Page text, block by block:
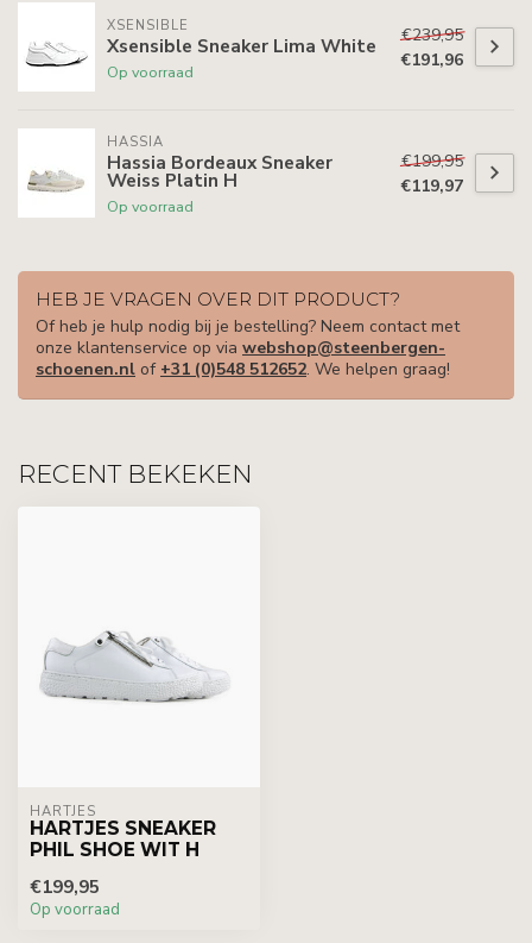
XSENSIBLE
Xsensible Sneaker Lima White
Op voorraad
€239,95
€191,96
HASSIA
Hassia Bordeaux Sneaker
Weiss Platin H
Op voorraad
€199,95
€119,97
HEB JE VRAGEN OVER DIT PRODUCT?
Of heb je hulp nodig bij je bestelling? Neem contact met
onze klantenservice op via webshop@steenbergen-
schoenen.nl of +31 (0)548 512652. We helpen graag!
RECENT BEKEKEN
HARTJES
HARTJES SNEAKER
PHIL SHOE WIT H
€199,95
Op voorraad